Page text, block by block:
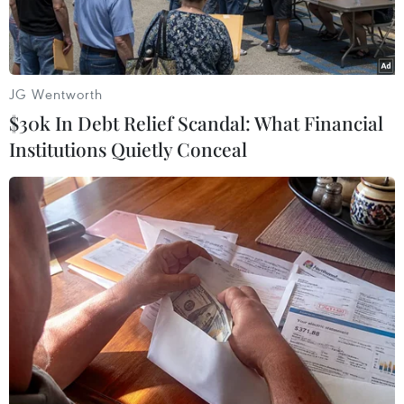
Ngoại trưởng Anh Boris Johnson. (Nguồn: EPA)
Ngoại trưởng Anh Boris Johnson ngày 11/6 đã
bác bỏ thông tin được đăng tải trên báo chí rằng
ông muốn thay thế bà Theresa May để trở thành
Thủ tướng Anh.
Trên trang Twitter của mình, ông Boris Johnson
tuyên bố những thông tin trên báo chí Anh rằng
ông đang nỗ lực để trở thành Thủ tướng Anh là
JG Wentworth
$30k In Debt Relief Scandal: What Financial
Institutions Quietly Conceal